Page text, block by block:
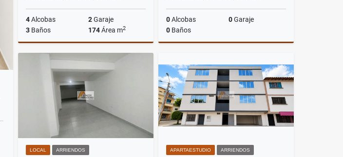
4Alcobas 2Garaje
3 Baños 174Área m2
Venta
0Alcobas 0Garaje
0 Baños
$280.000.000
LOCAL ARRIENDOS APARTAESTUDIO ARRIENDOS